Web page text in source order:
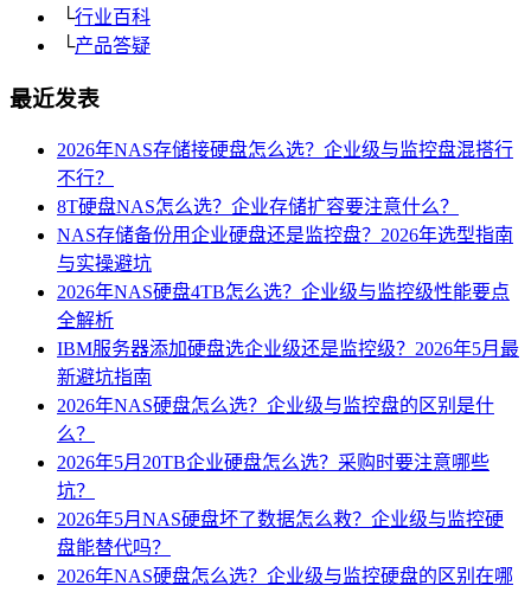
└行业百科
└产品答疑
最近发表
2026年NAS存储接硬盘怎么选？企业级与监控盘混搭行
不行？
8T硬盘NAS怎么选？企业存储扩容要注意什么？
NAS存储备份用企业硬盘还是监控盘？2026年选型指南
与实操避坑
2026年NAS硬盘4TB怎么选？企业级与监控级性能要点
全解析
IBM服务器添加硬盘选企业级还是监控级？2026年5月最
新避坑指南
2026年NAS硬盘怎么选？企业级与监控盘的区别是什
么？
2026年5月20TB企业硬盘怎么选？采购时要注意哪些
坑？
2026年5月NAS硬盘坏了数据怎么救？企业级与监控硬
盘能替代吗？
2026年NAS硬盘怎么选？企业级与监控硬盘的区别在哪